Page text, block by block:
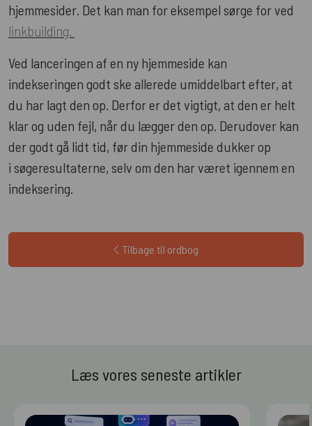
hjemmesider. Det kan man for eksempel sørge for ved
linkbuilding.
Ved lanceringen af en ny hjemmeside kan
indekseringen godt ske allerede umiddelbart efter, at
du har lagt den op. Derfor er det vigtigt, at den er helt
klar og uden fejl, når du lægger den op. Derudover kan
der godt gå lidt tid, før din hjemmeside dukker op
i søgeresultaterne, selv om den har været igennem en
indeksering.
Tilbage til ordbog
Læs vores seneste artikler